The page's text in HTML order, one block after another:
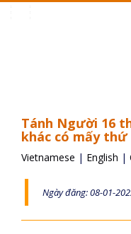
Tánh Người 16
khác có mấy thứ
Vietnamese | English |
Ngày đăng: 08-01-